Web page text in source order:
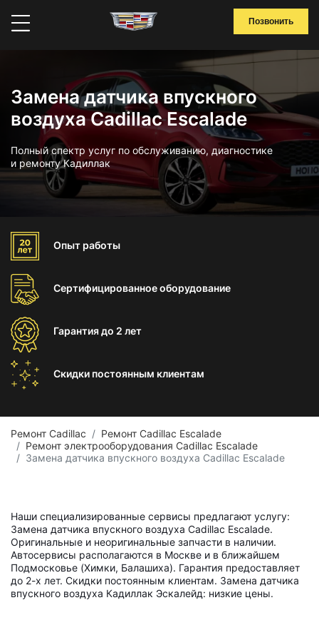
Позвонить
Замена датчика впускного
воздуха Cadillac Escalade
Полный спектр услуг по обслуживанию, диагностике
и ремонту Кадиллак
Опыт работы
Сертифицированноеоборудование
Гарантиядо 2 лет
Скидки постоянным клиентам
Ремонт Cadillac
Ремонт Cadillac Escalade
Ремонт электрооборудования Cadillac Escalade
Замена датчика впускного воздуха Cadillac Escalade
Наши специализированные сервисы предлагают услугу:
Замена датчика впускного воздуха Cadillac Escalade.
Оригинальные и неоригинальные запчасти в наличии.
Автосервисы располагаются в Москве и в ближайшем
Подмосковье (Химки, Балашиха). Гарантия предоставляет
до 2-х лет. Скидки постоянным клиентам. Замена датчика
впускного воздуха Кадиллак Эскалейд: низкие цены.